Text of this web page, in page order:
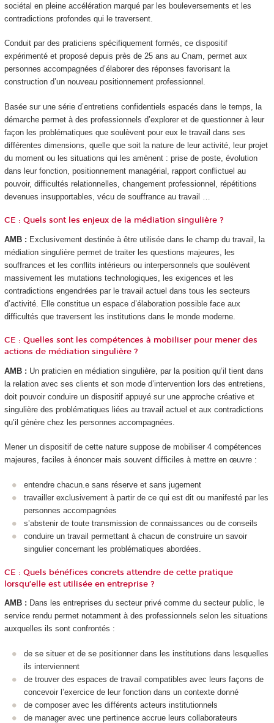
sociétal en pleine accélération marqué par les bouleversements et les
contradictions profondes qui le traversent.
Conduit par des praticiens spécifiquement formés, ce dispositif
expérimenté et proposé depuis près de 25 ans au Cnam, permet aux
personnes accompagnées d’élaborer des réponses favorisant la
construction d’un nouveau positionnement professionnel.
Basée sur une série d’entretiens confidentiels espacés dans le temps, la
démarche permet à des professionnels d’explorer et de questionner à leur
façon les problématiques que soulèvent pour eux le travail dans ses
différentes dimensions, quelle que soit la nature de leur activité, leur projet
du moment ou les situations qui les amènent : prise de poste, évolution
dans leur fonction, positionnement managérial, rapport conflictuel au
pouvoir, difficultés relationnelles, changement professionnel, répétitions
devenues insupportables, vécu de souffrance au travail …
CE : Quels sont les enjeux de la médiation singulière ?
AMB : Exclusivement destinée à être utilisée dans le champ du travail, la
médiation singulière permet de traiter les questions majeures, les
souffrances et les conflits intérieurs ou interpersonnels que soulèvent
massivement les mutations technologiques, les exigences et les
contradictions engendrées par le travail actuel dans tous les secteurs
d’activité. Elle constitue un espace d’élaboration possible face aux
difficultés que traversent les institutions dans le monde moderne.
CE : Quelles sont les compétences à mobiliser pour mener des
actions de médiation singulière ?
AMB : Un praticien en médiation singulière, par la position qu’il tient dans
la relation avec ses clients et son mode d’intervention lors des entretiens,
doit pouvoir conduire un dispositif appuyé sur une approche créative et
singulière des problématiques liées au travail actuel et aux contradictions
qu’il génère chez les personnes accompagnées.
Mener un dispositif de cette nature suppose de mobiliser 4 compétences
majeures, faciles à énoncer mais souvent difficiles à mettre en œuvre :
entendre chacun.e sans réserve et sans jugement
travailler exclusivement à partir de ce qui est dit ou manifesté par les
personnes accompagnées
s’abstenir de toute transmission de connaissances ou de conseils
conduire un travail permettant à chacun de construire un savoir
singulier concernant les problématiques abordées.
CE : Quels bénéfices concrets attendre de cette pratique
lorsqu’elle est utilisée en entreprise ?
AMB : Dans les entreprises du secteur privé comme du secteur public, le
service rendu permet notamment à des professionnels selon les situations
auxquelles ils sont confrontés :
de se situer et de se positionner dans les institutions dans lesquelles
ils interviennent
de trouver des espaces de travail compatibles avec leurs façons de
concevoir l’exercice de leur fonction dans un contexte donné
de composer avec les différents acteurs institutionnels
de manager avec une pertinence accrue leurs collaborateurs